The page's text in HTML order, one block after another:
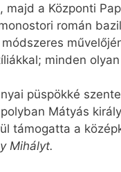
majd a Központi
román
minden
püspökké
Mátyás
támogatta a
Mihályt.